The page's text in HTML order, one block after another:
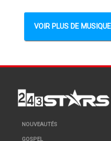
VOIR PLUS DE
NOUVEAUTÉS
GOSPEL